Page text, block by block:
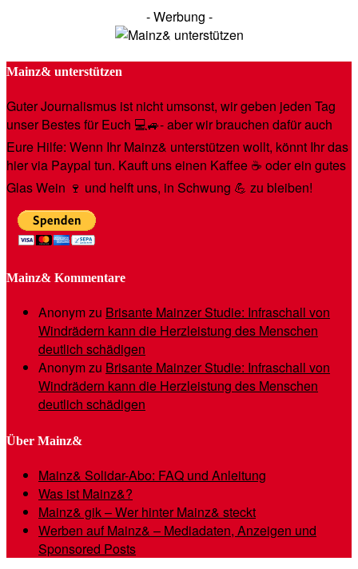
- Werbung -
Mainz& unterstützen
Guter Journalismus ist nicht umsonst, wir geben jeden Tag
unser Bestes für Euch 💻🚙- aber wir brauchen dafür auch
Eure Hilfe: Wenn Ihr Mainz& unterstützen wollt, könnt Ihr das
hier via Paypal tun. Kauft uns einen Kaffee ☕️ oder ein gutes
Glas Wein 🍷 und helft uns, in Schwung 💪 zu bleiben!
Mainz& Kommentare
Anonymzu Brisante Mainzer Studie: Infraschall von
Windrädern kann die Herzleistung des Menschen
deutlich schädigen
Anonymzu Brisante Mainzer Studie: Infraschall von
Windrädern kann die Herzleistung des Menschen
deutlich schädigen
Über Mainz&
Mainz& Solidar-Abo: FAQ und Anleitung
Was ist Mainz&?
Mainz& gik – Wer hinter Mainz& steckt
Werben auf Mainz& – Mediadaten, Anzeigen und
Sponsored Posts